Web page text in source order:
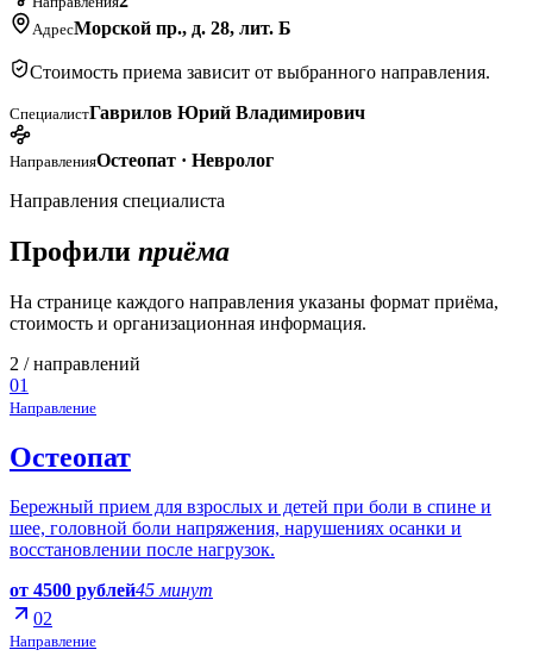
АдресМорской пр., д. 28, лит. Б
Стоимость приема зависит от выбранного направления.
СпециалистГаврилов Юрий Владимирович
НаправленияОстеопат · Невролог
Направления специалиста
Профили приёма
На странице каждого направления указаны формат приёма,
стоимость и организационная информация.
2 / направлений
01
Направление
Остеопат
Бережный прием для взрослых и детей при боли в спине и
шее, головной боли напряжения, нарушениях осанки и
восстановлении после нагрузок.
от 4500 рублей45 минут
02
Направление